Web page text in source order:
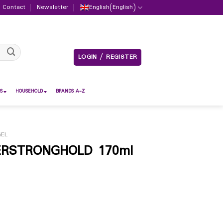
Contact Newsletter English(English)
LOGIN / REGISTER
HOUSEHOLD BRANDS A-Z
170ml